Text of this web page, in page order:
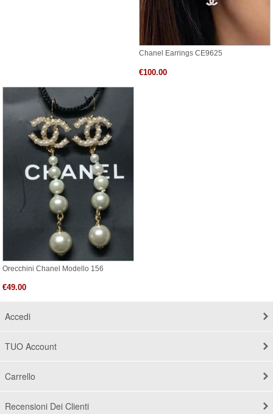
Chanel Earrings CE9625
€100.00
Orecchini Chanel Modello 156
€49.00
Accedi
TUO Account
Carrello
Recensioni Dei Clienti